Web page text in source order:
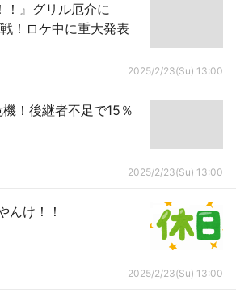
！』グリル厄介に
！ロケ中に重大発表
2025/2/23(Su) 13:00
！後継者不足で15％
2025/2/23(Su) 13:00
んけ！！
2025/2/23(Su) 13:00